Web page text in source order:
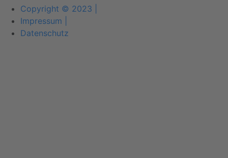
Copyright © 2023 |
Impressum |
Datenschutz